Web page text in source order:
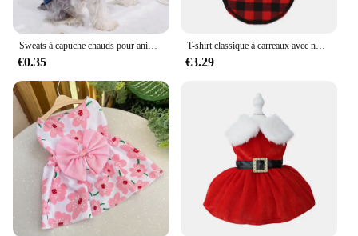
Sweats à capuche chauds pour animaux de compagnie, pulls pour chiens, sweats à capuche pour chiots mignons, sweat-shirt pour chat, tenues pour chihuahua, bouledogue français, vêtements pour chiens, mode automne
€0.35
T-shirt classique à carreaux avec nœud papillon pour chien, vêtements d'été fins et respirants pour petits et grands chiens, chiot, chat, chihuahua
€3.29